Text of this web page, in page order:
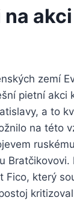
akci
zemí
pietní akci
a to
na této
Bratčikovovi.
Fico, který